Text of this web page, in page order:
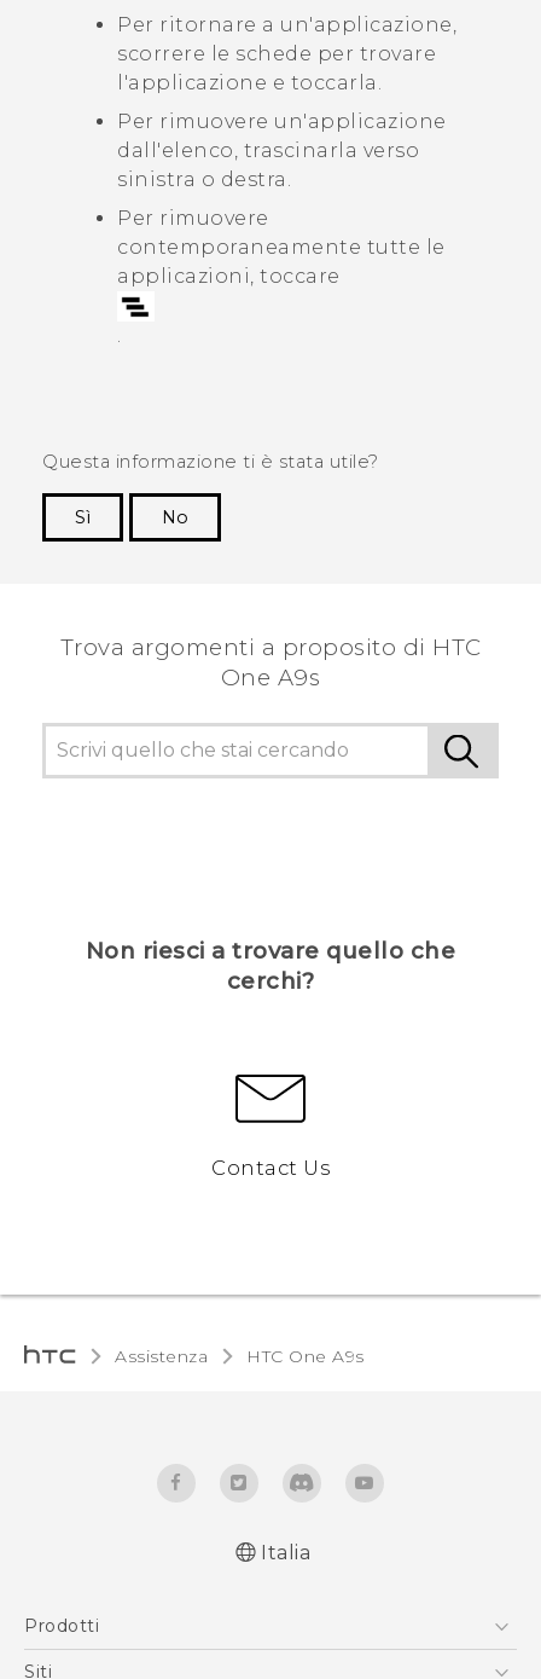
Per ritornare a un'applicazione,
scorrere le schede per trovare
l'applicazione e toccarla.
Per rimuovere un'applicazione
dall'elenco, trascinarla verso
sinistra o destra.
Per rimuovere
contemporaneamente tutte le
applicazioni, toccare
Questa informazione ti è stata utile?
Sì
No
Trova argomenti a proposito di HTC
One A9s
Non riesci a trovare quello che
cerchi?
Contact Us
Assistenza HTC One A9s‎
Italia
Prodotti
Smartphone
Siti